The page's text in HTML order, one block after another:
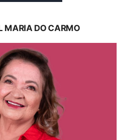
MARIA DO CARMO